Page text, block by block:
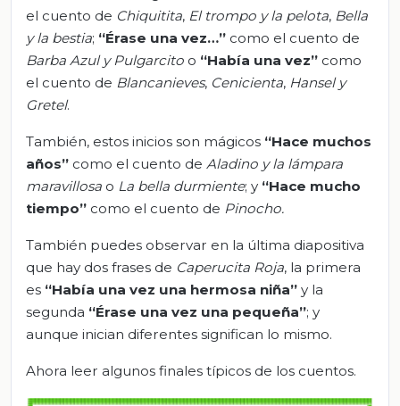
el cuento de Chiquitita, El trompo y la pelota, Bella
y la bestia; “Érase una vez…” como el cuento de
Barba Azul y Pulgarcito o “Había una vez” como
el cuento de Blancanieves, Cenicienta, Hansel y
Gretel.
También, estos inicios son mágicos “Hace muchos
años” como el cuento de Aladino y la lámpara
maravillosa o La bella durmiente; y “Hace mucho
tiempo” como el cuento de Pinocho.
También puedes observar en la última diapositiva
que hay dos frases de Caperucita Roja, la primera
es “Había una vez una hermosa niña” y la
segunda “Érase una vez una pequeña”; y
aunque inician diferentes significan lo mismo.
Ahora leer algunos finales típicos de los cuentos.